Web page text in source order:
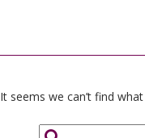
It seems we can’t find